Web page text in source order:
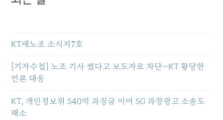
KT새노조 소식지7호
[기자수첩] 노조 기사 썼다고 보도자료 차단…KT 황당한
언론 대응
KT, 개인정보위 540억 과징금 이어 5G 과장광고 소송도
패소